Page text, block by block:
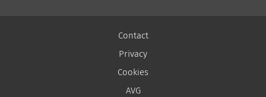
Contact
Privacy
Cookies
AVG